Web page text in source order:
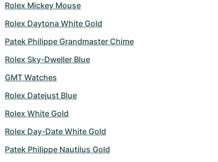
Rolex Mickey Mouse
Rolex Daytona White Gold
Patek Philippe Grandmaster Chime
Rolex Sky-Dweller Blue
GMT Watches
Rolex Datejust Blue
Rolex White Gold
Rolex Day-Date White Gold
Patek Philippe Nautilus Gold